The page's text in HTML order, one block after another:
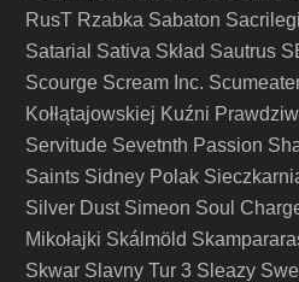
RusT Rzabka Sabaton
Satarial Sativa Skład Sautrus
Scourge Scream Inc.
Kołłątajowskiej Kuźni
Servitude Sevetnth Passion
Saints Sidney Polak
Silver Dust Simeon Soul
Mikołajki Skálmöld
Skwar Slavny Tur 3 Sleazy